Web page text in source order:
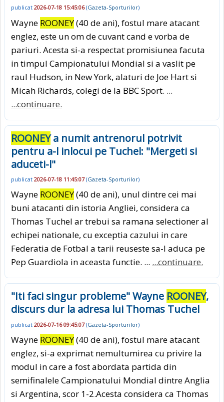
publicat 2026-07-18 15:45:06(Gazeta-Sporturilor)
Wayne ROONEY(40 de ani), fostul mare atacant
englez, este un om de cuvant cand e vorba de
pariuri. Acesta si-a respectat promisiunea facuta
in timpul Campionatului Mondial si a vaslit pe
raul Hudson, in New York, alaturi de Joe Hart si
Micah Richards, colegi de la BBC Sport. ...
...continuare.
ROONEYa numit antrenorul potrivit
pentru a-l inlocui pe Tuchel: "Mergeti si
aduceti-l"
publicat 2026-07-18 11:45:07(Gazeta-Sporturilor)
Wayne ROONEY(40 de ani), unul dintre cei mai
buni atacanti din istoria Angliei, considera ca
Thomas Tuchel ar trebui sa ramana selectioner al
echipei nationale, cu exceptia cazului in care
Federatia de Fotbal a tarii reuseste sa-l aduca pe
Pep Guardiola in aceasta functie. ... ...continuare.
"Iti faci singur probleme" Wayne ROONEY,
discurs dur la adresa lui Thomas Tuchel
publicat 2026-07-16 09:45:07(Gazeta-Sporturilor)
Wayne ROONEY(40 de ani), fostul mare atacant
englez, si-a exprimat nemultumirea cu privire la
modul in care a fost abordata partida din
semifinalele Campionatului Mondial dintre Anglia
si Argentina, scor 1-2.Acesta considera ca Thomas